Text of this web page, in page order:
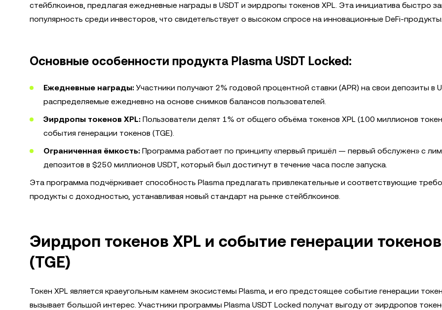
стейблкоинов, предлагая ежедневные награды в USDT и эирдропы токенов XPL. Эта инициатива быстро
популярность среди инвесторов, что свидетельствует о высоком спросе на инновационные DeFi-продукты.
Основные особенности продукта Plasma USDT Locked:
Ежедневные награды: Участники получают 2% годовой процентной ставки (APR) на свои депозиты в
распределяемые ежедневно на основе снимков балансов пользователей.
Эирдропы токенов XPL: Пользователи делят 1% от общего объёма токенов XPL (100 миллионов
события генерации токенов (TGE).
Ограниченная ёмкость: Программа работает по принципу «первый пришёл — первый обслужен» с
депозитов в $250 миллионов USDT, который был достигнут в течение часа после запуска.
Эта программа подчёркивает способность Plasma предлагать привлекательные и соответствующие
продукты с доходностью, устанавливая новый стандарт на рынке стейблкоинов.
Эирдроп токенов XPL и событие генерации токенов
(TGE)
Токен XPL является краеугольным камнем экосистемы Plasma, и его предстоящее событие генерации
вызывает большой интерес. Участники программы Plasma USDT Locked получат выгоду от эирдропов